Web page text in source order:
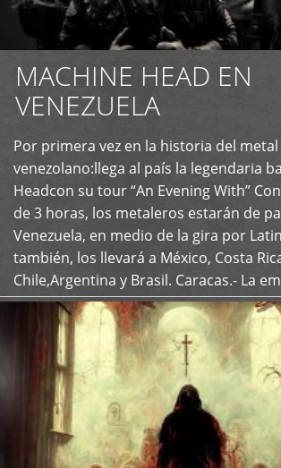
MACHINE HEAD EN
VENEZUELA
Por primera vez en la historia del metal
venezolano:llega al país la legendaria
Headcon su tour “An Evening With”
de 3 horas, los metaleros estarán de
Venezuela, en medio de la gira por
también, los llevará a México, Costa
Chile,Argentina y Brasil. Caracas.- La
+